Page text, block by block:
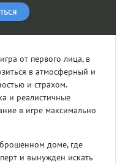
от первого лица, в
в атмосферный и
и страхом.
и реалистичные
в игре максимально
доме, где
и вынужден искать